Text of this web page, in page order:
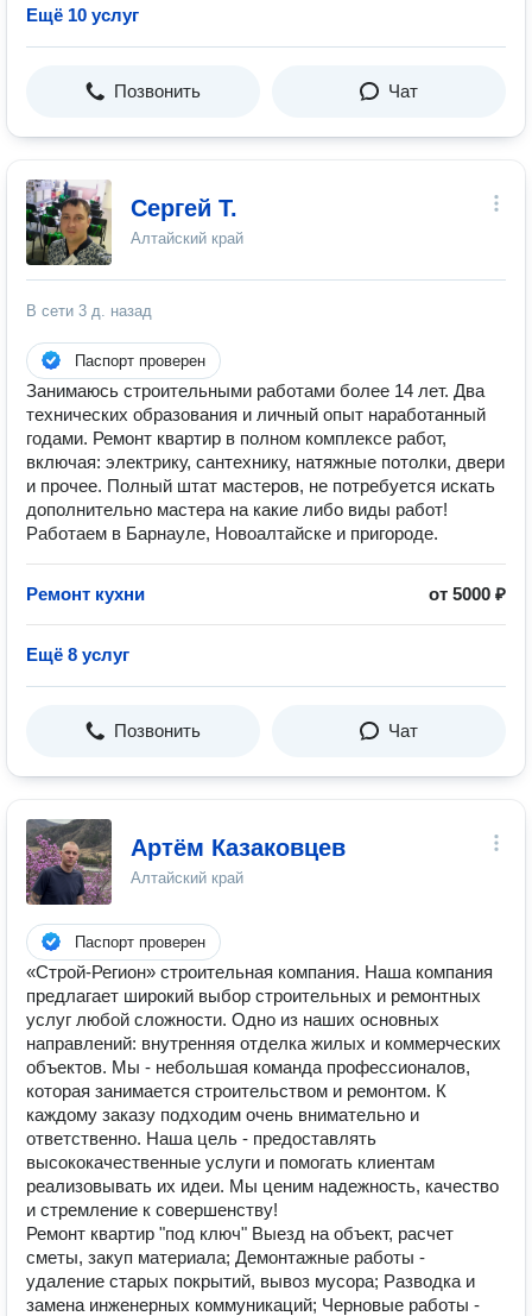
Ещё 10 услуг
Позвонить Чат
Сергей Т.
Алтайский край
В сети 3 д. назад
Паспорт проверен
Занимаюсь строительными работами более 14 лет. Два
технических образования и личный опыт наработанный
годами. Ремонт квартир в полном комплексе работ,
включая: электрику, сантехнику, натяжные потолки, двери
и прочее. Полный штат мастеров, не потребуется искать
дополнительно мастера на какие либо виды работ!
Работаем в Барнауле, Новоалтайске и пригороде.
Ремонт кухни от 5000 ₽
Ещё 8 услуг
Позвонить Чат
Артём Казаковцев
Алтайский край
Паспорт проверен
«Строй-Регион» строительная компания. Наша компания
предлагает широкий выбор строительных и ремонтных
услуг любой сложности. Одно из наших основных
направлений: внутренняя отделка жилых и коммерческих
объектов. Мы - небольшая команда профессионалов,
которая занимается строительством и ремонтом. К
каждому заказу подходим очень внимательно и
ответственно. Наша цель - предоставлять
высококачественные услуги и помогать клиентам
реализовывать их идеи. Мы ценим надежность, качество
и стремление к совершенству!
Ремонт квартир "под ключ" Выезд на объект, расчет
сметы, закуп материала; Демонтажные работы -
удаление старых покрытий, вывоз мусора; Разводка и
замена инженерных коммуникаций; Черновые работы -